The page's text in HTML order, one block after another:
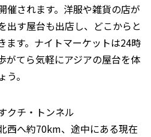
催されます。洋服や雑貨の店が
出す屋台も出店し、どこからと
ます。ナイトマーケットは24時
がてら気軽にアジアの屋台を体
。
クチ・トンネル
西へ約70km、途中にある現在